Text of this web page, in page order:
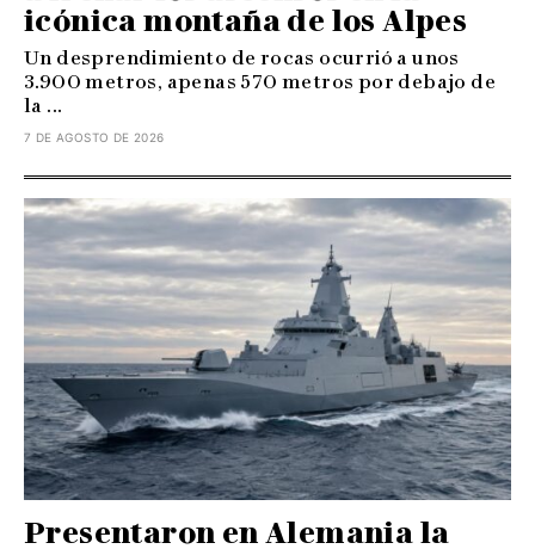
icónica montaña de los Alpes
Un desprendimiento de rocas ocurrió a unos
3.900 metros, apenas 570 metros por debajo de
la ...
7 DE AGOSTO DE 2026
Presentaron en Alemania la